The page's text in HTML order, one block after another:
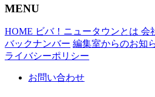
MENU
HOME ビバ！ニュータウンとは 会
バックナンバー 編集室からのお知
ライバシーポリシー
お問い合わせ